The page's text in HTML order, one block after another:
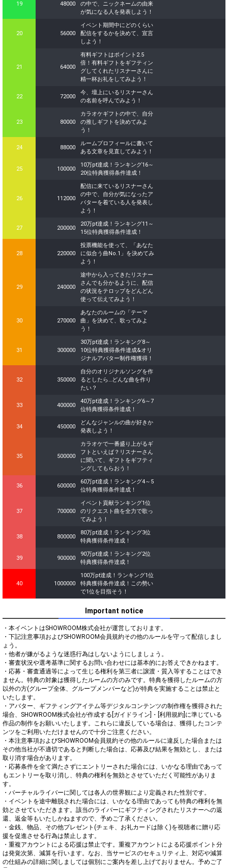
19 48000
の中で、ニックネームの由来
が気になる人を発表しよう！
20 56000
イベント期間中にどのくらい
配信をするかを決めて、宣言
しよう！
21 64000
有料ギフトはポイント2.5
倍！有料ギフトをギフティン
グしてくれたリスナーさんに
精一杯お礼をしてみよう！
22 72000
今、壇上にいるリスナーさん
の名前を呼んでみよう！
23 80000
カラオケギフトの中で、自分
の推しギフトを決めてみよ
う！
24 88000
ルームプロフィールに書いて
ある文章を見直してみよう！
25 100000
10万pt達成！ランキング16～
20位特典獲得条件達成！
26 112000
配信に来ているリスナーさん
の中で、自分が気になったア
バターを着ている人を発表し
よう！
27 200000
20万pt達成！ランキング11～
15位特典獲得条件達成！
28 220000
投票機能を使って、「あなた
に似合う曲No.1」を決めてみ
よう！
29 240000
途中から入ってきたリスナー
さんでも分かるように、配信
の状況をテロップをどんどん
使って伝えてみよう！
30 270000
あなたのルームの「テーマ
曲」を決めて、歌ってみよ
う！
31 300000
30万pt達成！ランキング8～
10位特典獲得条件達成&オリ
ジナルアバター制作権獲得！
32 350000
自分のオリジナルソングを作
るとしたら…どんな曲を作り
たい？
33 400000
40万pt達成！ランキング6～7
位特典獲得条件達成！
34 450000
どんなジャンルの曲が好きか
発表しよう！
35 500000
カラオケで一番盛り上がるギ
フトといえば？リスナーさん
に聞いて、ギフトをギフティ
ングしてもらおう！
36 600000
60万pt達成！ランキング4～5
位特典獲得条件達成！
37 700000
イベント貢献ランキング1位
のリクエスト曲を全力で歌っ
てみよう！
38 800000
80万pt達成！ランキング3位
特典獲得条件達成！
39 900000
90万pt達成！ランキング2位
特典獲得条件達成！
40 1000000
100万pt達成！ランキング1位
特典獲得条件達成！この勢い
で1位を目指そう！
Important notice
・本イベントはSHOWROOM株式会社が運営しております。
・下記注意事項およびSHOWROOM会員規約その他のルールを守って配信しまし
ょう。
・他者が嫌がるような迷惑行為はしないようにしましょう。
・審査状況や選考基準に関するお問い合わせには基本的にお答えできかねます。
・応募・審査通過等によって生じる権利を第三者に譲渡・質入等することはでき
ません。特典の対象は獲得したルームの方のみです。特典を獲得したルームの方
以外の方(グループ全体、グループメンバーなど)が特典を実施することは禁止と
いたします。
・アバター、ギフティングアイテム等デジタルコンテンツの制作権を獲得された
場合、SHOWROOM株式会社が作成する[ガイドライン]・[利用規約]に準じている
作品の制作をお願いいたします。これらに違反している場合は、獲得したコンテ
ンツをご利用いただけませんので十分ご注意ください。
・本注意事項およびSHOWROOM会員規約その他のルールに違反した場合または
その他当社が不適切であると判断した場合は、応募及び結果を無効とし、または
取り消す場合があります。
・応募条件を全て満たさずにエントリーされた場合には、いかなる理由であって
もエントリーを取り消し、特典の権利を無効とさせていただく可能性がありま
す。
・バーチャルライバーに関しては各人の世界観により定義された性別です。
・イベントを途中離脱された場合には、いかなる理由であっても特典の権利を無
効とさせていただきます。該当のライバーにギフティングされたリスナーへの返
還、返金等もいたしかねますので、予めご了承ください。
・金銭、物品、その他プレゼント(チェキ、お礼カードは除く)を視聴者に贈り応
援を促進させる行為は禁止します。
・重複アカウントによる応援は禁止です。重複アカウントによる応援ポイント分
は発覚次第、減算を行います。なお、当サービスのセキュリティ上、対応や減算
の仕組みの詳細に関しましては個別にご案内を差し上げておりません。予めご了